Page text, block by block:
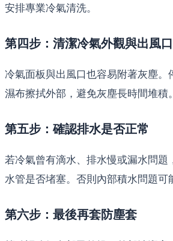
安排專業冷氣清洗。
第四步：清潔冷氣外觀與出風口
冷氣面板與出風口也容易附著灰塵。
濕布擦拭外部，避免灰塵長時間堆積。
第五步：確認排水是否正常
若冷氣曾有滴水、排水慢或漏水問題
水管是否堵塞。否則內部積水問題可
第六步：最後再套防塵套